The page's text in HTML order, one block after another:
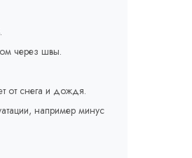
через швы.
от снега и дождя.
например минус